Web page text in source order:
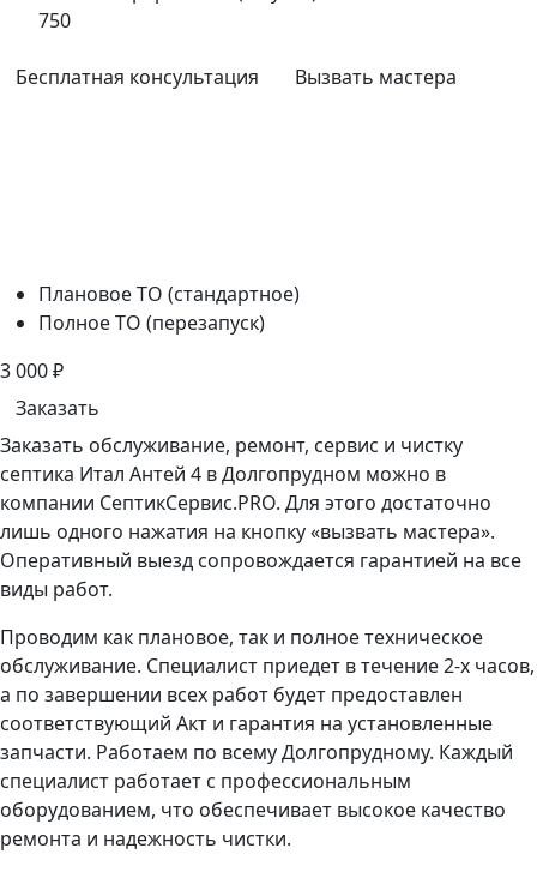
750
Бесплатная консультация Вызвать мастера
Плановое ТО (стандартное)
Полное ТО (перезапуск)
3 000₽
Заказать
Заказать обслуживание, ремонт, сервис и чистку
септика Итал Антей 4 в Долгопрудном можно в
компании СептикСервис.PRO. Для этого достаточно
лишь одного нажатия на кнопку «вызвать мастера».
Оперативный выезд сопровождается гарантией на все
виды работ.
Проводим как плановое, так и полное техническое
обслуживание. Специалист приедет в течение 2-х часов,
а по завершении всех работ будет предоставлен
соответствующий Акт и гарантия на установленные
запчасти. Работаем по всему Долгопрудному. Каждый
специалист работает с профессиональным
оборудованием, что обеспечивает высокое качество
ремонта и надежность чистки.